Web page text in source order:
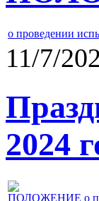
о проведении
11/7/
2024
ПОЛОЖЕНИЕ о